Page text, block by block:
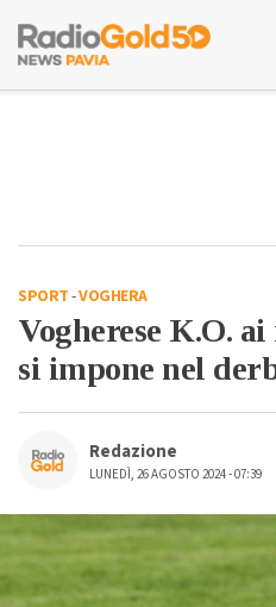
SPORT-VOGHERA
Vogherese K.O.
si impone nel
Redazione
LUNEDÌ, 26 AGOSTO 2024 - 07:39